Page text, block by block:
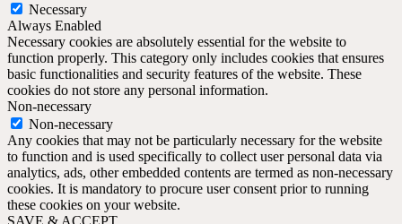
Necessary
Always Enabled
Necessary cookies are absolutely essential for the website to
function properly. This category only includes cookies that ensures
basic functionalities and security features of the website. These
cookies do not store any personal information.
Non-necessary
Non-necessary
Any cookies that may not be particularly necessary for the website
to function and is used specifically to collect user personal data via
analytics, ads, other embedded contents are termed as non-necessary
cookies. It is mandatory to procure user consent prior to running
these cookies on your website.
SAVE & ACCEPT